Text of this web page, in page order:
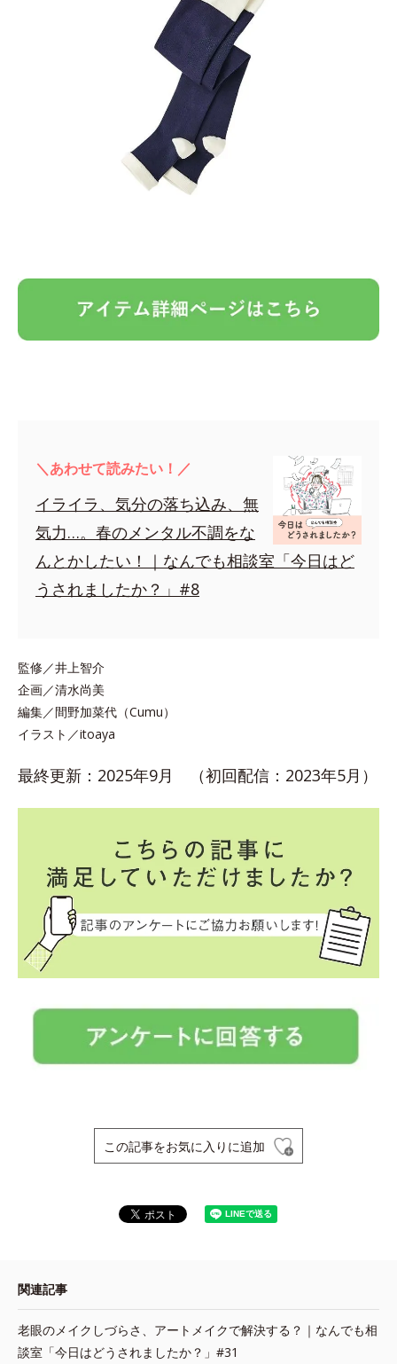
＼あわせて読みたい！／
イライラ、気分の落ち込み、無
気力…。春のメンタル不調をな
んとかしたい！｜なんでも相談室「今日はど
うされましたか？」#8
監修／井上智介
企画／清水尚美
編集／間野加菜代（Cumu）
イラスト／itoaya
最終更新：2025年9月 （初回配信：2023年5月）
この記事をお気に入りに追加
関連記事
老眼のメイクしづらさ、アートメイクで解決する？｜なんでも相
談室「今日はどうされましたか？」#31